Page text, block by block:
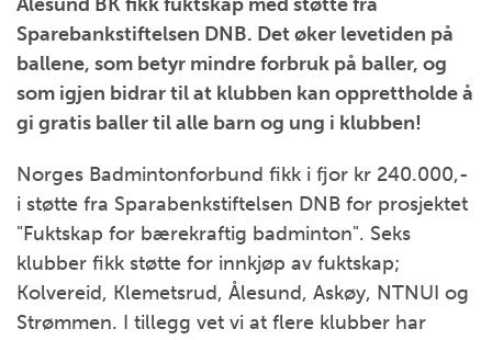
Sparebankstiftelsen DNB. Det øker levetiden på
ballene, som betyr mindre forbruk på baller, og
som igjen bidrar til at klubben kan opprettholde å
gi gratis baller til alle barn og ung i klubben!
Norges Badmintonforbund fikk i fjor kr 240.000,-
i støtte fra Sparabenkstiftelsen DNB for prosjektet
"Fuktskap for bærekraftig badminton". Seks
klubber fikk støtte for innkjøp av fuktskap;
Kolvereid, Klemetsrud, Ålesund, Askøy, NTNUI og
Strømmen. I tillegg vet vi at flere klubber har